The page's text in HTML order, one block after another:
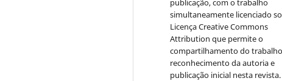
simultaneamente licenciado
Licença Creative Commons
Attribution que permite o
compartilhamento do
reconhecimento da autoria e
publicação inicial nesta revista.